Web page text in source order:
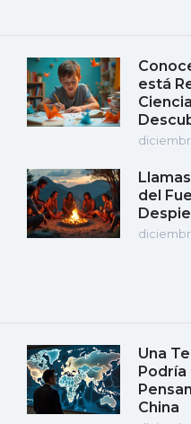
está
del
Una
Podría
China